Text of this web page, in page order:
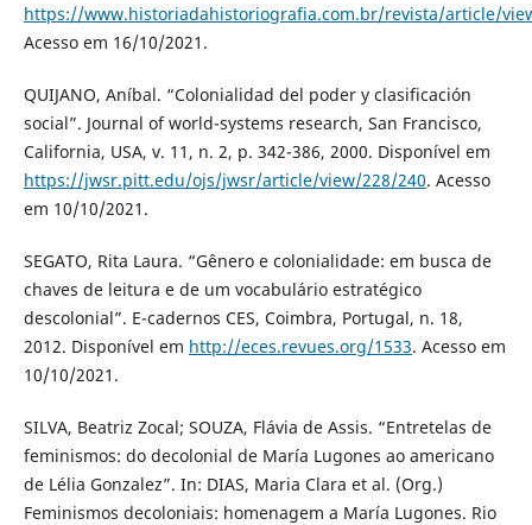
https://www.historiadahistoriografia.com.br/revista/article/
Acesso em 16/10/2021.
QUIJANO, Aníbal. “Colonialidad del poder y clasificación
social”. Journal of world-systems research, San Francisco,
California, USA, v. 11, n. 2, p. 342-386, 2000. Disponível em
https://jwsr.pitt.edu/ojs/jwsr/article/view/228/240. Acesso
em 10/10/2021.
SEGATO, Rita Laura. “Gênero e colonialidade: em busca de
chaves de leitura e de um vocabulário estratégico
descolonial”. E-cadernos CES, Coimbra, Portugal, n. 18,
2012. Disponível em http://eces.revues.org/1533. Acesso em
10/10/2021.
SILVA, Beatriz Zocal; SOUZA, Flávia de Assis. “Entretelas de
feminismos: do decolonial de María Lugones ao americano
de Lélia Gonzalez”. In: DIAS, Maria Clara et al. (Org.)
Feminismos decoloniais: homenagem a María Lugones. Rio